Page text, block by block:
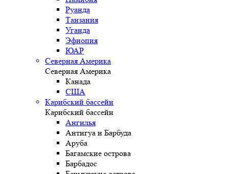
Руанда
Танзания
Уганда
Эфиопия
ЮАР
Северная Америка
Северная Америка
Канада
США
Карибский бассейн
Карибский бассейн
Ангилья
Антигуа и Барбуда
Аруба
Багамские острова
Барбадос